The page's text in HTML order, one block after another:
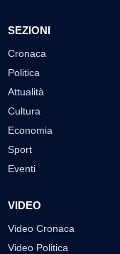
SEZIONI
Cronaca
Politica
Attualità
Cultura
Economia
Sport
Eventi
VIDEO
Video Cronaca
Video Politica